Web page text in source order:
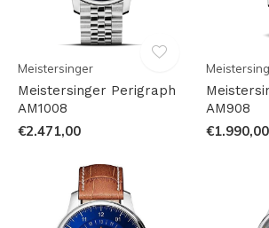
Meistersinger
Meistersinger Perigraph
AM1008
€2.471,00
AM908
€1.990,00